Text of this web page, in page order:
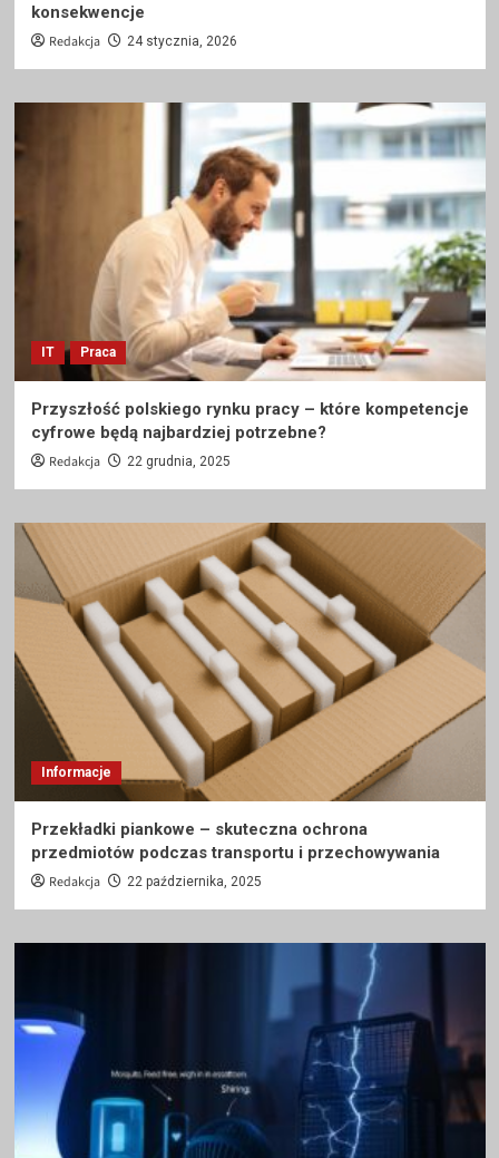
konsekwencje
Redakcja 24 stycznia, 2026
IT Praca
Przyszłość polskiego rynku pracy – które kompetencje
cyfrowe będą najbardziej potrzebne?
Redakcja 22 grudnia, 2025
Informacje
Przekładki piankowe – skuteczna ochrona
przedmiotów podczas transportu i przechowywania
Redakcja 22 października, 2025